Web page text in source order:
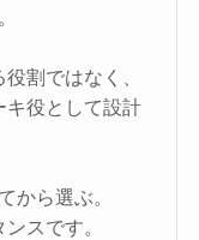
割ではなく、
キ役として設計
から選ぶ。
スです。